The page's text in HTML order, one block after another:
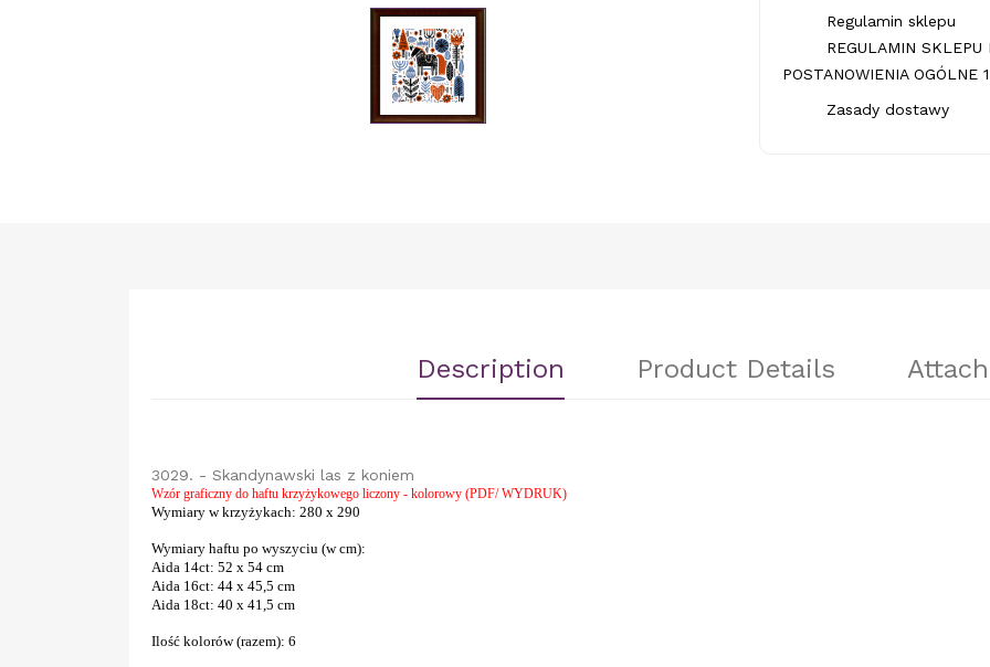
Regulamin sklepu
REGULAMIN
POSTANOWIENIA
Zasady dostawy
Description Product Details
3029. - Skandynawski las z koniem
Wzór graficzny do haftu krzyżykowego liczony - kolorowy (PDF/ WYDRUK)
Wymiary w krzyżykach: 280 x 290
Wymiary haftu po wyszyciu (w cm):
Aida 14ct: 52 x 54 cm
Aida 16ct: 44 x 45,5 cm
Aida 18ct: 40 x 41,5 cm
Ilość kolorów (razem): 6